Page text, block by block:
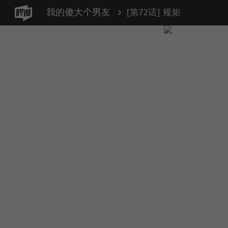
我的傻大个男友 [第72话] 规矩